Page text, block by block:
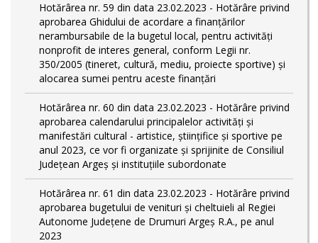
Hotărârea nr. 59 din data 23.02.2023 - Hotărâre privind
aprobarea Ghidului de acordare a finanţărilor
nerambursabile de la bugetul local, pentru activităţi
nonprofit de interes general, conform Legii nr.
350/2005 (tineret, cultură, mediu, proiecte sportive) și
alocarea sumei pentru aceste finanțări
Hotărârea nr. 60 din data 23.02.2023 - Hotărâre privind
aprobarea calendarului principalelor activităţi şi
manifestări cultural - artistice, ştiinţifice şi sportive pe
anul 2023, ce vor fi organizate şi sprijinite de Consiliul
Judeţean Argeş şi instituţiile subordonate
Hotărârea nr. 61 din data 23.02.2023 - Hotărâre privind
aprobarea bugetului de venituri și cheltuieli al Regiei
Autonome Județene de Drumuri Argeș R.A., pe anul
2023